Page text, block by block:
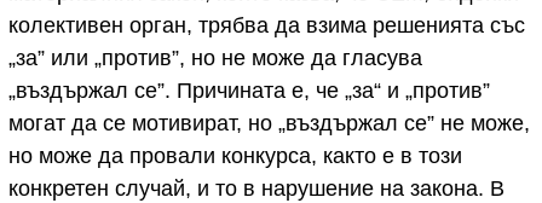
колективен орган, трябва да взима решенията със
„за” или „против”, но не може да гласува
„въздържал се”. Причината е, че „за“ и „против”
могат да се мотивират, но „въздържал се” не може,
но може да провали конкурса, както е в този
конкретен случай, и то в нарушение на закона. В